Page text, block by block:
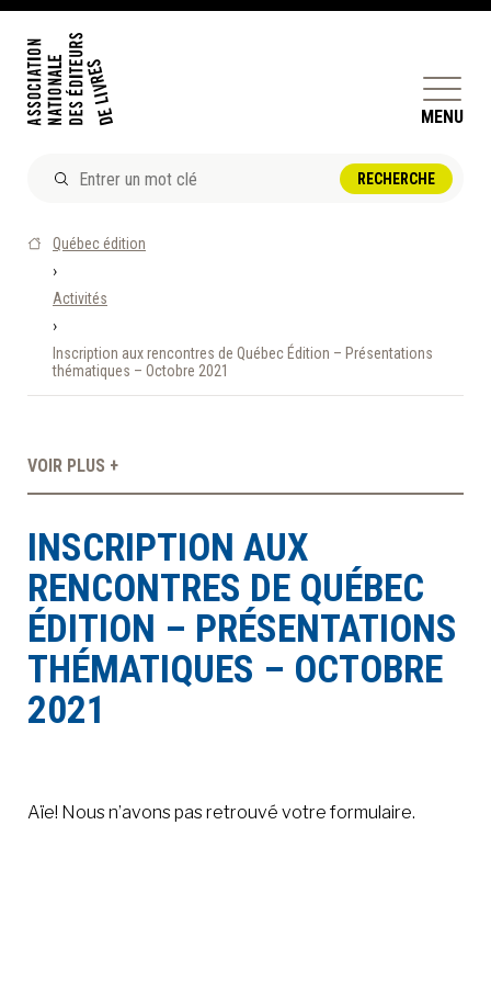
MENU
DOSSIERS ET ENJEUX
ÊTRE ÉDITEUR·TRICE
PERFECTIONNEMENT
ET SERVICES AUX MEMBRES
À LA POINTE DE LA PROFESSION
CALENDRIER
À PROPOS DEVENIR MEMBRE NOUS JOINDRE
Québec édition
›
Activités
›
Inscription aux rencontres de Québec Édition – Présentations
thématiques – Octobre 2021
INSCRIPTION AUX
RENCONTRES DE QUÉBEC
ÉDITION – PRÉSENTATIONS
THÉMATIQUES – OCTOBRE
2021
Aïe! Nous n’avons pas retrouvé votre formulaire.
VOIR PLUS +